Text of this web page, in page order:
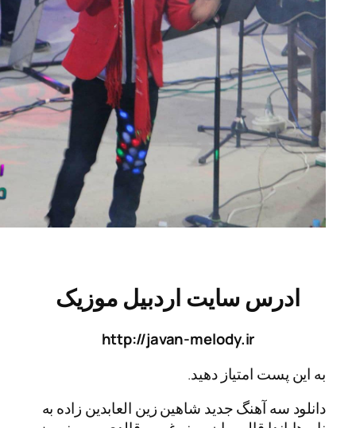
سایت اردبیل موزیک
http://javan-melody.ir
امتیاز دهید.
آهنگ جدید شاهین زین العابدین زاده به